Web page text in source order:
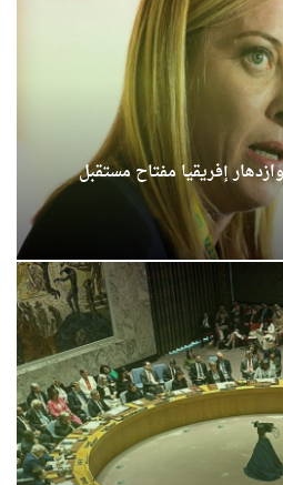
إفريقيا مفتاح مستقبل